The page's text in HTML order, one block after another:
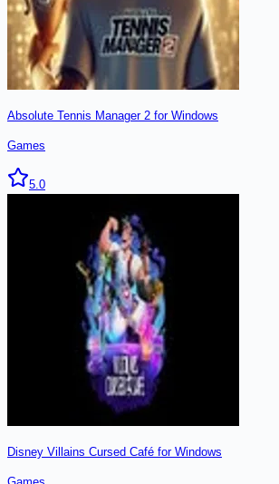
Absolute Tennis Manager 2 for Windows
Games
5.0
Disney Villains Cursed Café for Windows